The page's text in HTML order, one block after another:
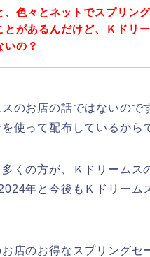
、色々とネットでスプリン
とがあるんだけど、Ｋドリ
いの？
のお店の話ではないので
使って配布しているから
くの方が、Ｋドリーム
年と今後もＫドリーム
店のお得なスプリングセ